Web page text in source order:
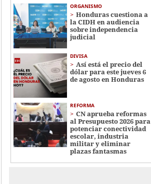
ORGANISMO
Honduras cuestiona a
la CIDH en audiencia
sobre independencia
judicial
DIVISA
Así está el precio del
dólar para este jueves 6
de agosto en Honduras
REFORMA
CN aprueba reformas
al Presupuesto 2026 para
potenciar conectividad
escolar, industria
militar y eliminar
plazas fantasmas